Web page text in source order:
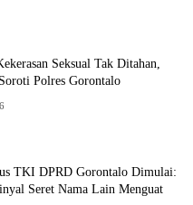
Seksual Tak Ditahan,
Polres Gorontalo
TKI DPRD Gorontalo Dimulai:
Seret Nama Lain Menguat